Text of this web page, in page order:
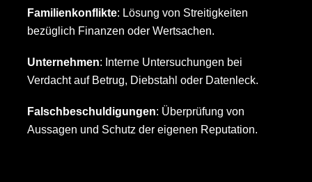
Familienkonflikte: Lösung von Streitigkeiten
bezüglich Finanzen oder Wertsachen.
Unternehmen: Interne Untersuchungen bei
Verdacht auf Betrug, Diebstahl oder Datenleck.
Falschbeschuldigungen: Überprüfung von
Aussagen und Schutz der eigenen Reputation.